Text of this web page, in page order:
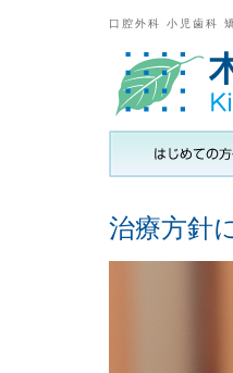
口腔外科 小児歯科
治療方針